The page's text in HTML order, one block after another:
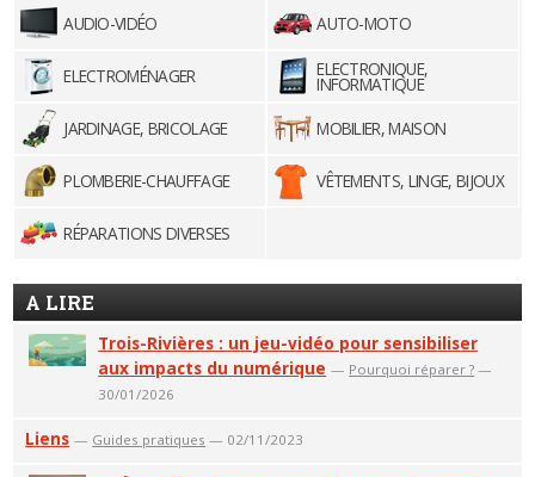
AUDIO-VIDÉO AUTO-MOTO
ELECTROMÉNAGER ELECTRONIQUE,
INFORMATIQUE
JARDINAGE, BRICOLAGE
MOBILIER, MAISON
PLOMBERIE-CHAUFFAGE VÊTEMENTS, LINGE, BIJOUX
RÉPARATIONS DIVERSES
A LIRE
Trois-Rivières : un jeu-vidéo pour sensibiliser
aux impacts du numérique — Pourquoi réparer ? —
30/01/2026
Liens — Guides pratiques — 02/11/2023